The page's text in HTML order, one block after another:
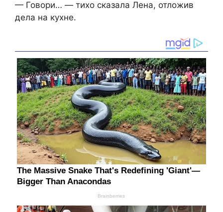
— Говори… — тихо сказала Лена, отложив
дела на кухне.